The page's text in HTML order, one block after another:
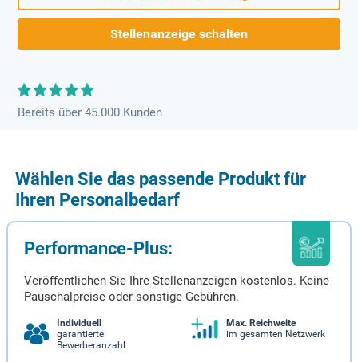
Stellenanzeige schalten
Bereits über 45.000 Kunden
Wählen Sie das passende Produkt für
Ihren Personalbedarf
Performance-Plus:
Veröffentlichen Sie Ihre Stellenanzeigen kostenlos. Keine
Pauschalpreise oder sonstige Gebühren.
Individuell
garantierte
Bewerberanzahl
Max. Reichweite
im gesamten Netzwerk